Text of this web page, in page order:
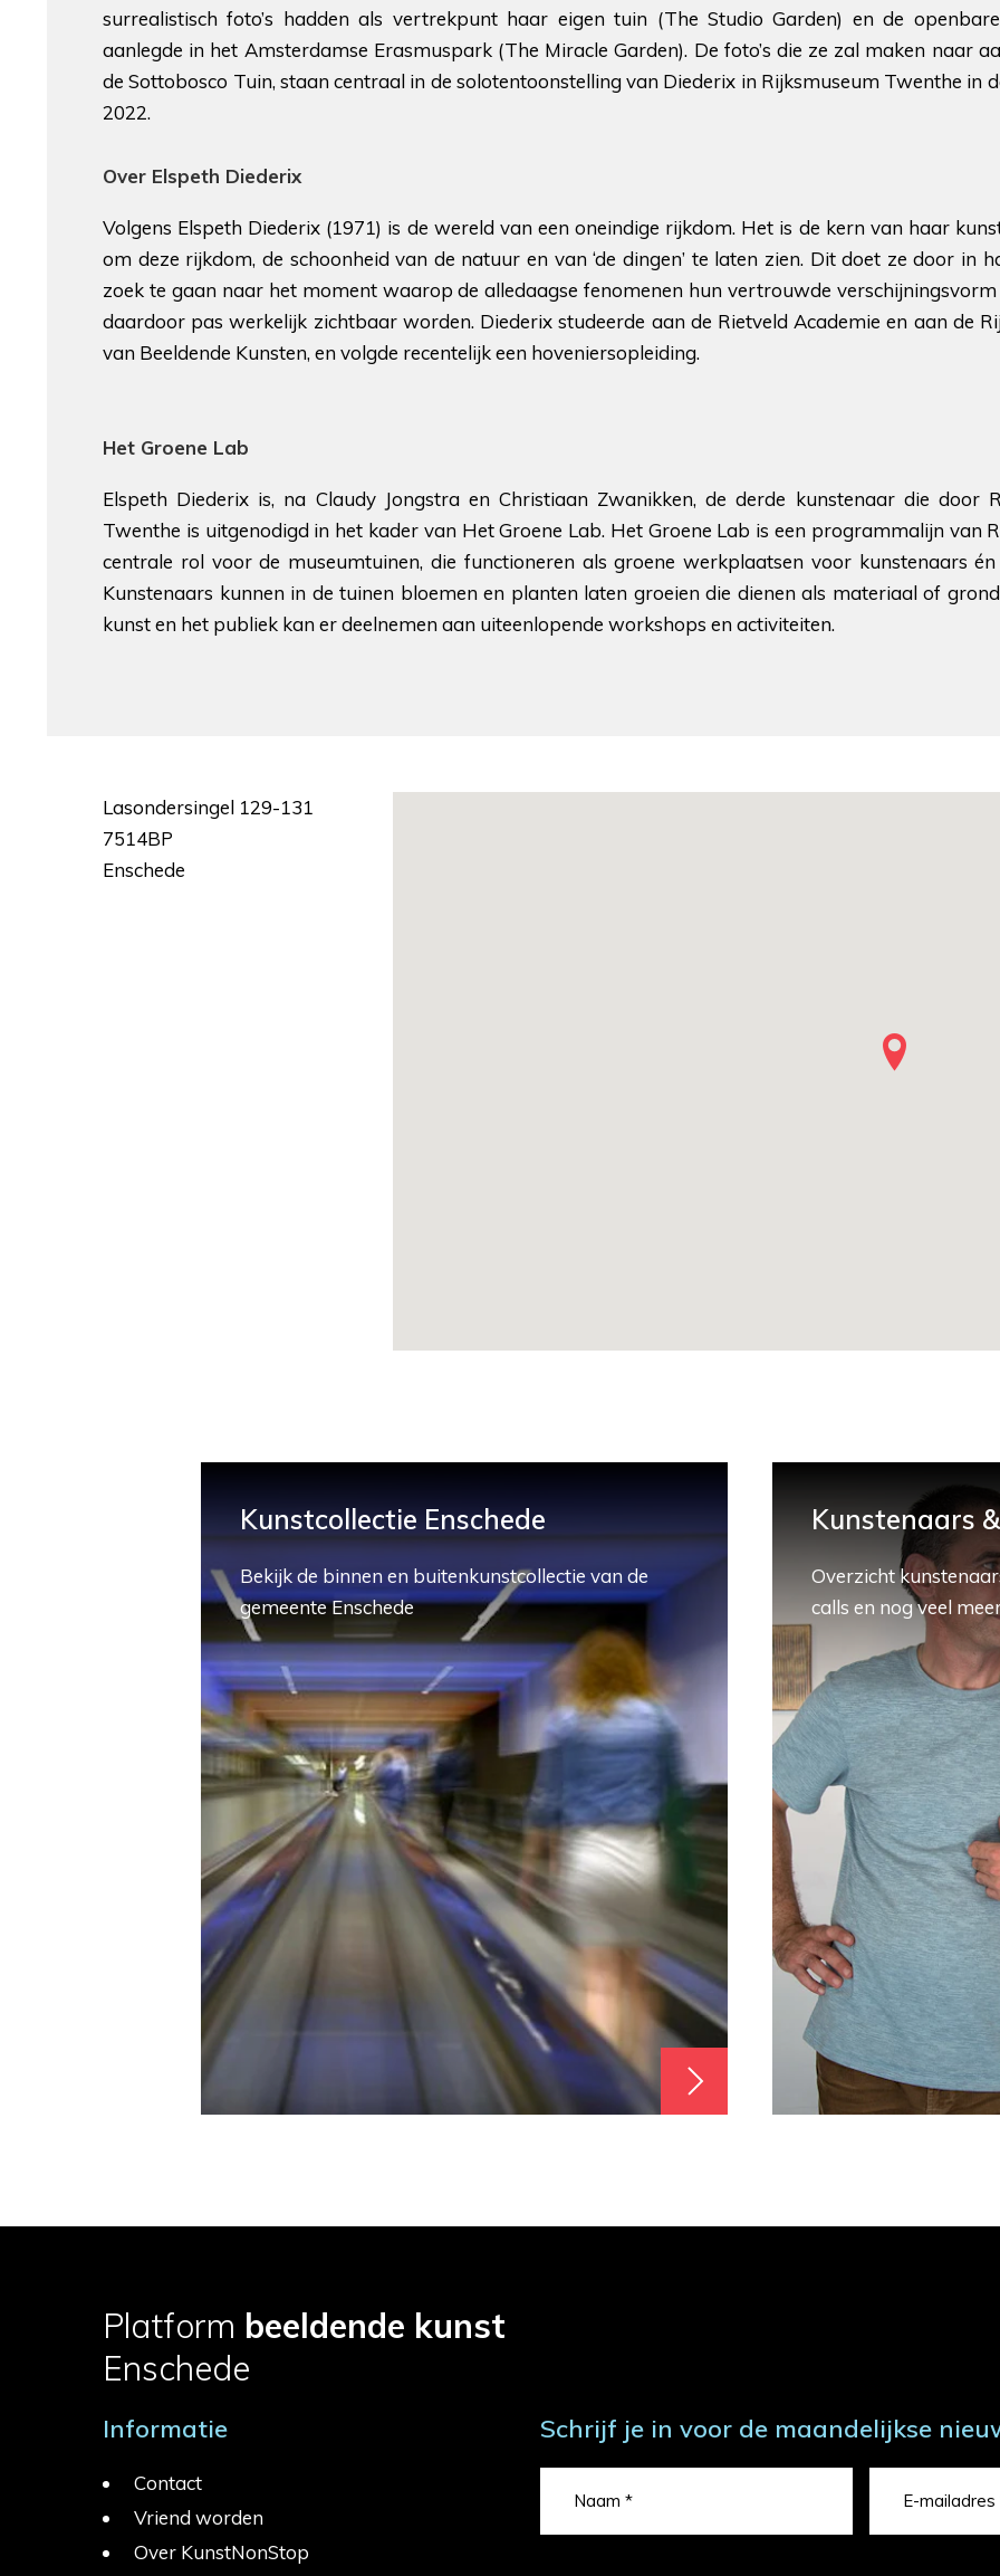
surrealistisch foto’s hadden als vertrekpunt haar eigen tuin (The Studio Garden) en de
aanlegde in het Amsterdamse Erasmuspark (The Miracle Garden). De foto’s die ze zal maken naar
de Sottobosco Tuin, staan centraal in de solotentoonstelling van Diederix in Rijksmuseum Twenthe in
2022.
Over Elspeth Diederix
Volgens Elspeth Diederix (1971) is de wereld van een oneindige rijkdom. Het is de kern van haar
om deze rijkdom, de schoonheid van de natuur en van ‘de dingen’ te laten zien. Dit doet ze door in
zoek te gaan naar het moment waarop de alledaagse fenomenen hun vertrouwde verschijningsvorm
daardoor pas werkelijk zichtbaar worden. Diederix studeerde aan de Rietveld Academie en aan de
van Beeldende Kunsten, en volgde recentelijk een hoveniersopleiding.
Het Groene Lab
Elspeth Diederix is, na Claudy Jongstra en Christiaan Zwanikken, de derde kunstenaar die door
Twenthe is uitgenodigd in het kader van Het Groene Lab. Het Groene Lab is een programmalijn van
centrale rol voor de museumtuinen, die functioneren als groene werkplaatsen voor kunstenaars
Kunstenaars kunnen in de tuinen bloemen en planten laten groeien die dienen als materiaal of
kunst en het publiek kan er deelnemen aan uiteenlopende workshops en activiteiten.
Lasondersingel 129-131
7514BP
Enschede
Kunstcollectie Enschede
Bekijk de binnen en buitenkunstcollectie van de
gemeente Enschede
Kunstenaars
Overzicht
calls en nog veel
Platform beeldende kunst
Enschede
Informatie
Contact
Vriend worden
Over KunstNonStop
Schrijf je in voor de maandelijkse